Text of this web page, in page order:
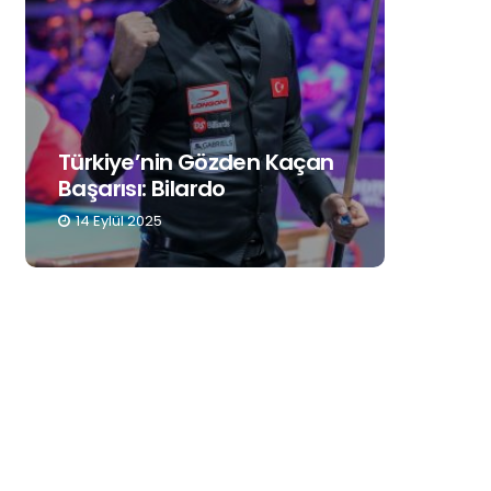
Türkiye’nin Gözden Kaçan
Başarısı: Bilardo
14 Eylül 2025